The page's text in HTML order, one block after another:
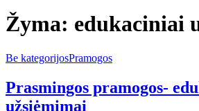
Žyma: edukaciniai
Be kategorijosPramogos
Prasmingos pramogos-
užsiėmimai